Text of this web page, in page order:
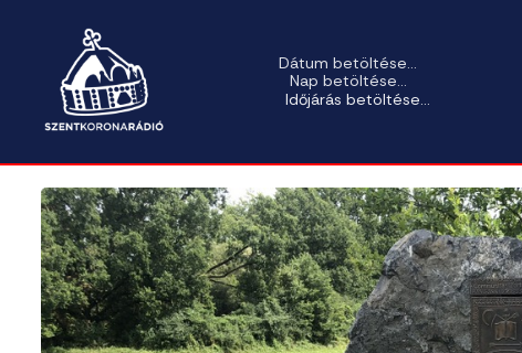
Dátum betöltése...
Nap betöltése...
Időjárás betöltése...